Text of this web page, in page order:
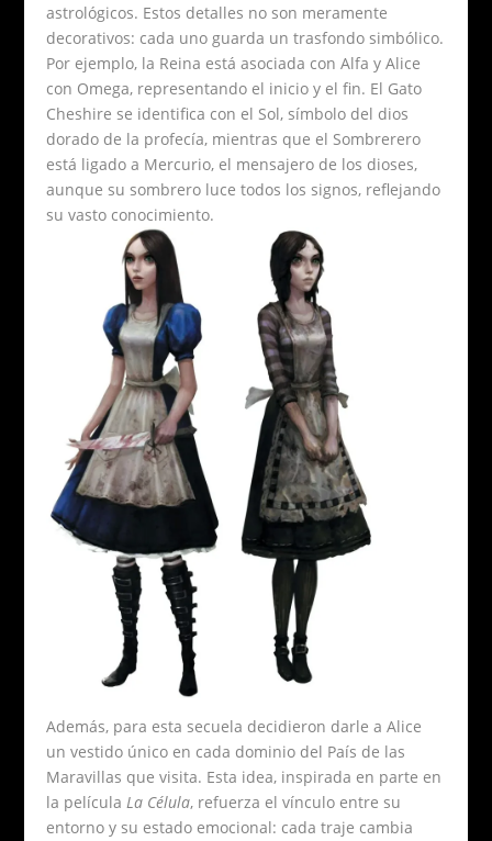
astrológicos. Estos detalles no son meramente
decorativos: cada uno guarda un trasfondo simbólico.
Por ejemplo, la Reina está asociada con Alfa y Alice
con Omega, representando el inicio y el fin. El Gato
Cheshire se identifica con el Sol, símbolo del dios
dorado de la profecía, mientras que el Sombrerero
está ligado a Mercurio, el mensajero de los dioses,
aunque su sombrero luce todos los signos, reflejando
su vasto conocimiento.
Además, para esta secuela decidieron darle a Alice
un vestido único en cada dominio del País de las
Maravillas que visita. Esta idea, inspirada en parte en
la películaLa Célula, refuerza el vínculo entre su
entorno y su estado emocional: cada traje cambia